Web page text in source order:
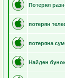
Потерял
потерян
потеряна
Найден